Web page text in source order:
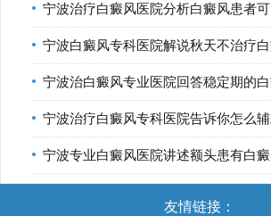
宁波治疗白癜风医院分析白癜风患者
宁波白癜风专科医院解说秋天不治疗白
宁波治白癜风专业医院回答稳定期的白癜风
宁波治疗白癜风专科医院告诉你怎么
宁波专业白癜风医院讲述额头患有白癜风
友情链接：